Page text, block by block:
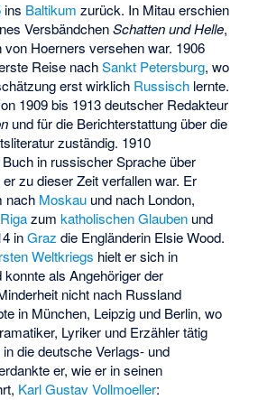
ins Baltikum zurück. In Mitau erschien
VersbändchenSchatten und Helle,
Hoerners versehen war. 1906
Reise nachSankt Petersburg, wo
erst wirklich Russisch lernte.
1909 bis 1913 deutscher Redakteur
und für die Berichterstattung über die
zuständig. 1910
in russischer Sprache über
er zu dieser Zeit verfallen war. Er
nach Moskau und nach London,
Rigazumkatholischen Glauben und
inGraz die Engländerin Elsie Wood.
Weltkriegs hielt er sich in
als Angehöriger der
nicht nach Russland
in München, Leipzig und Berlin, wo
Lyriker und Erzähler tätig
die deutsche Verlags- und
er, wie er in seinen
Karl Gustav Vollmoeller: